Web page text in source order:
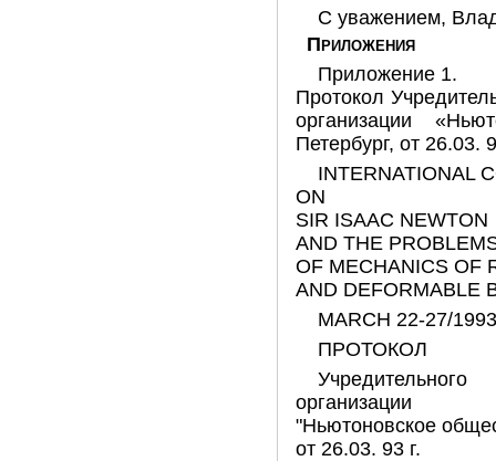
С уважением,
Приложения
Приложение 1.
Протокол
организации
Петербург, от 26.03.
INTERNATIONAL
ON
SIR ISAAC NEWTON
AND THE
OF MECHANICS OF
AND DEFORMABLE
MARCH 22-27/
ПРОТОКОЛ
организации
"Ньютоновское
от 26.03. 93 г.